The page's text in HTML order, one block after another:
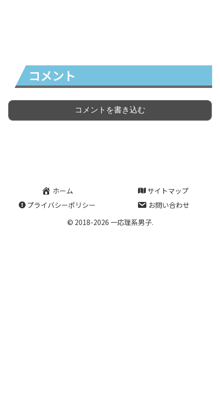
コメント
コメントを書き込む
ホーム
サイトマップ
プライバシーポリシー
お問い合わせ
© 2018-2026 一応理系男子.